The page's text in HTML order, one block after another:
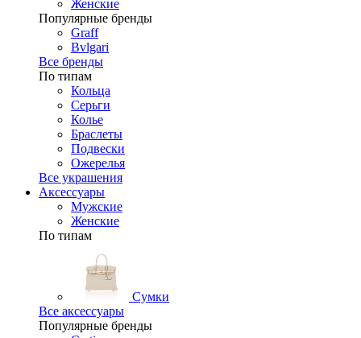
Женские
Популярные бренды
Graff
Bvlgari
Все бренды
По типам
Кольца
Серьги
Колье
Браслеты
Подвески
Ожерелья
Все украшения
Аксессуары
Мужские
Женские
По типам
Сумки
Все аксессуары
Популярные бренды